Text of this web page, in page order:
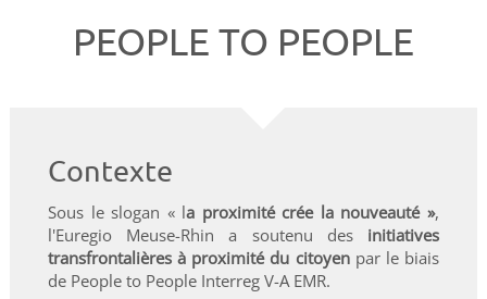
PEOPLE TO PEOPLE
Contexte
Sous le slogan « la proximité crée la nouveauté »,
l'Euregio Meuse-Rhin a soutenu des initiatives
transfrontalières à proximité du citoyenpar le biais
de People to People Interreg V-A EMR.